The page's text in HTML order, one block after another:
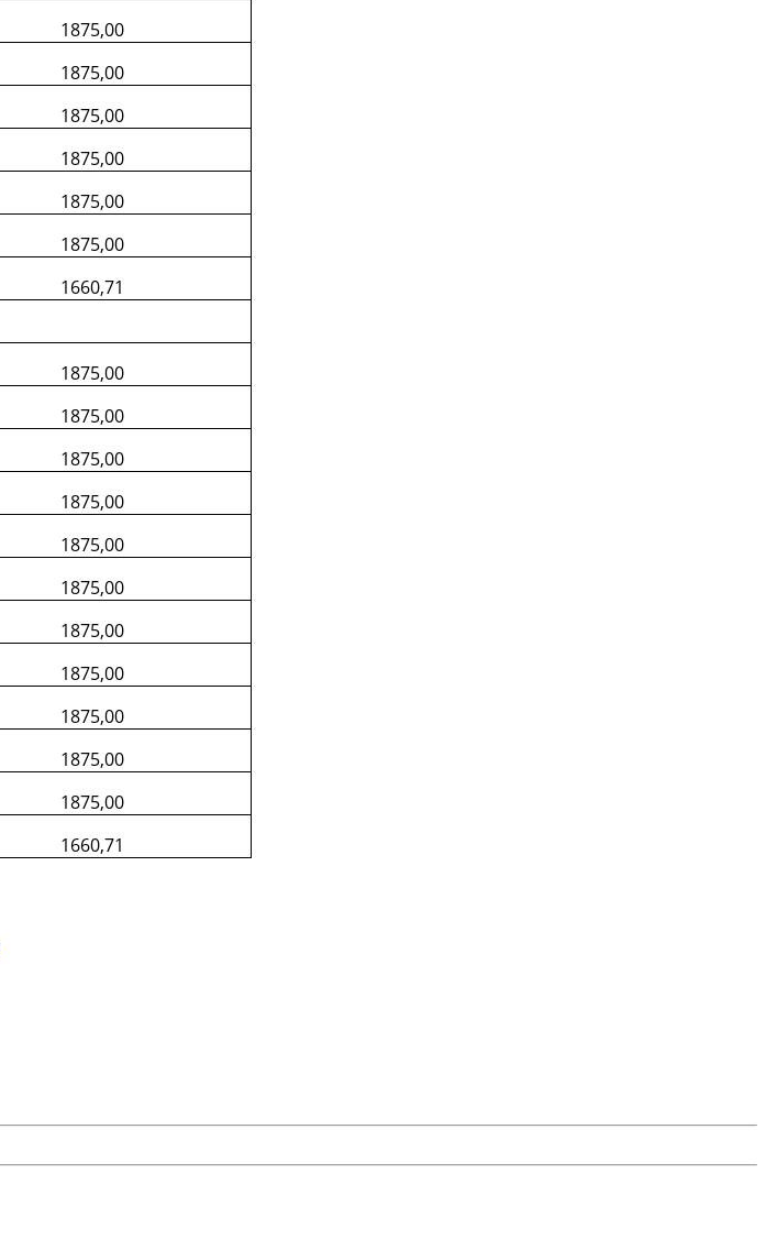
1875,00
1875,00
1875,00
1875,00
1875,00
1875,00
1660,71
1875,00
1875,00
1875,00
1875,00
1875,00
1875,00
1875,00
1875,00
1875,00
1875,00
1875,00
1660,71